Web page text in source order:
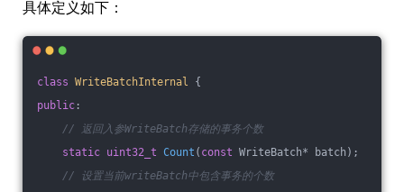
具体定义如下：
class WriteBatchInternal {
public :
// 返回入参WriteBatch存储的事务个数
static uint32_t Count ( const WriteBatch* batch) ;
// 设置当前writeBatch中包含事务的个数